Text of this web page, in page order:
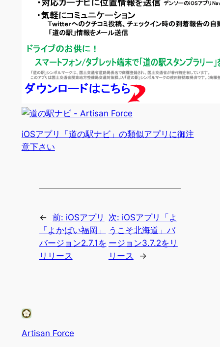
iOSアプリ「道の駅ナビ」の類似アプリに御注
意下さい
← 前: iOSアプリ
「よかばい福岡」
バージョン2.7.1を
リリース
次: iOSアプリ「よ
うこそ北海道」バ
ージョン3.7.2をリ
リース
→
Artisan Force